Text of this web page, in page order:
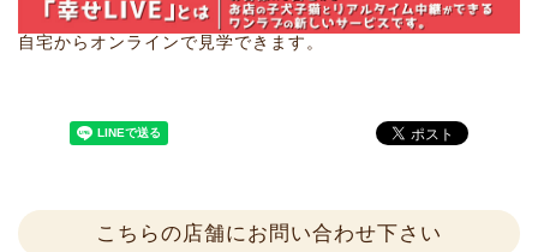
自宅からオンラインで見学できます。
こちらの店舗にお問い合わせ下さい